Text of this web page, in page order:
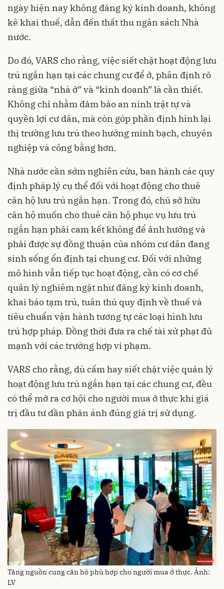
ngày hiện nay không đăng ký kinh doanh, không
kê khai thuế, dẫn đến thất thu ngân sách Nhà
nước.
Do đó, VARS cho rằng, việc siết chặt hoạt động lưu
trú ngắn hạn tại các chung cư để ở, phân định rõ
ràng giữa “nhà ở” và “kinh doanh” là cần thiết.
Không chỉ nhằm đảm bảo an ninh trật tự và
quyền lợi cư dân, mà còn góp phần định hình lại
thị trường lưu trú theo hướng minh bạch, chuyên
nghiệp và công bằng hơn.
Nhà nước cần sớm nghiên cứu, ban hành các quy
định pháp lý cụ thể đối với hoạt động cho thuê
căn hộ lưu trú ngắn hạn. Trong đó, chủ sở hữu
căn hộ muốn cho thuê căn hộ phục vụ lưu trú
ngắn hạn phải cam kết không để ảnh hưởng và
phải được sự đồng thuận của nhóm cư dân đang
sinh sống ổn định tại chung cư. Đối với những
mô hình vẫn tiếp tục hoạt động, cần có cơ chế
quản lý nghiêm ngặt như đăng ký kinh doanh,
khai báo tạm trú, tuân thủ quy định về thuế và
tiêu chuẩn vận hành tương tự các loại hình lưu
trú hợp pháp. Đồng thời đưa ra chế tài xử phạt đủ
mạnh với các trường hợp vi phạm.
VARS cho rằng, dù cấm hay siết chặt việc quản lý
hoạt động lưu trú ngắn hạn tại các chung cư, đều
có thể mở ra cơ hội cho người mua ở thực khi giá
trị đầu tư dần phản ánh đúng giá trị sử dụng.
Tăng nguồn cung căn hộ phù hợp cho người mua ở thực. Ảnh:
LV